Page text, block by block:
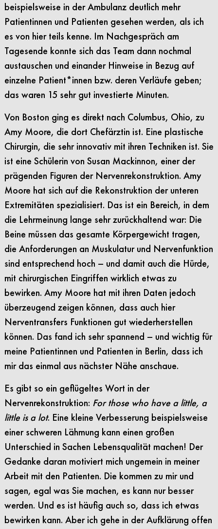
beispielsweise in der Ambulanz deutlich mehr
Patientinnen und Patienten gesehen werden, als ich
es von hier teils kenne. Im Nachgespräch am
Tagesende konnte sich das Team dann nochmal
austauschen und einander Hinweise in Bezug auf
einzelne Patient*innen bzw. deren Verläufe geben;
das waren 15 sehr gut investierte Minuten.
Von Boston ging es direkt nach Columbus, Ohio, zu
Amy Moore, die dort Chefärztin ist. Eine plastische
Chirurgin, die sehr innovativ mit ihren Techniken ist. Sie
ist eine Schülerin von Susan Mackinnon, einer der
prägenden Figuren der Nervenrekonstruktion. Amy
Moore hat sich auf die Rekonstruktion der unteren
Extremitäten spezialisiert. Das ist ein Bereich, in dem
die Lehrmeinung lange sehr zurückhaltend war: Die
Beine müssen das gesamte Körpergewicht tragen,
die Anforderungen an Muskulatur und Nervenfunktion
sind entsprechend hoch – und damit auch die Hürde,
mit chirurgischen Eingriffen wirklich etwas zu
bewirken. Amy Moore hat mit ihren Daten jedoch
überzeugend zeigen können, dass auch hier
Nerventransfers Funktionen gut wiederherstellen
können. Das fand ich sehr spannend – und wichtig für
meine Patientinnen und Patienten in Berlin, dass ich
mir das einmal aus nächster Nähe anschaue.
Es gibt so ein geflügeltes Wort in der
Nervenrekonstruktion: For those who have a little, a
little is a lot. Eine kleine Verbesserung beispielsweise
einer schweren Lähmung kann einen großen
Unterschied in Sachen Lebensqualität machen! Der
Gedanke daran motiviert mich ungemein in meiner
Arbeit mit den Patienten. Die kommen zu mir und
sagen, egal was Sie machen, es kann nur besser
werden. Und es ist häufig auch so, dass ich etwas
bewirken kann. Aber ich gehe in der Aufklärung offen